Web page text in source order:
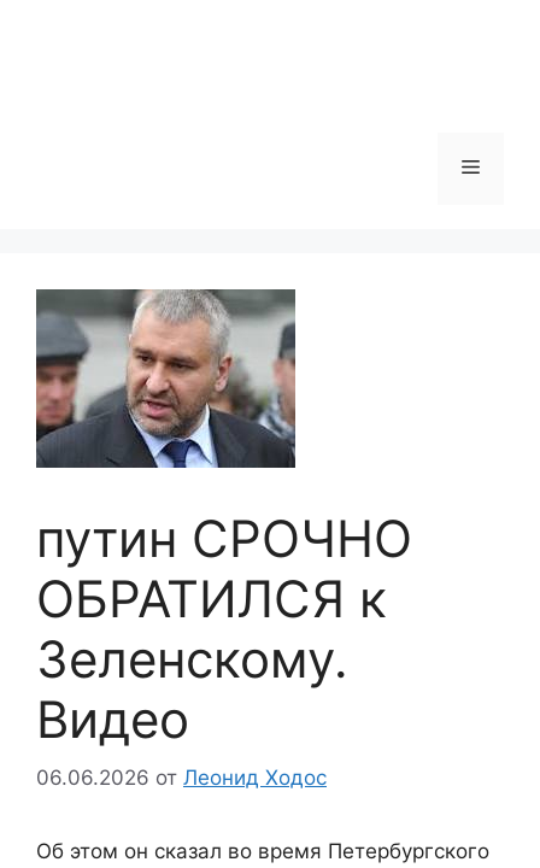
Меню
путин СРОЧНО
ОБРАТИЛСЯ к
Зеленскому.
Видео
06.06.2026 от Леонид Ходос
Об этом он сказал во время Петербургского